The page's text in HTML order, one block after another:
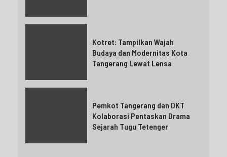
Kotret: Tampilkan Wajah
Budaya dan Modernitas Kota
Tangerang Lewat Lensa
Pemkot Tangerang dan DKT
Kolaborasi Pentaskan Drama
Sejarah Tugu Tetenger